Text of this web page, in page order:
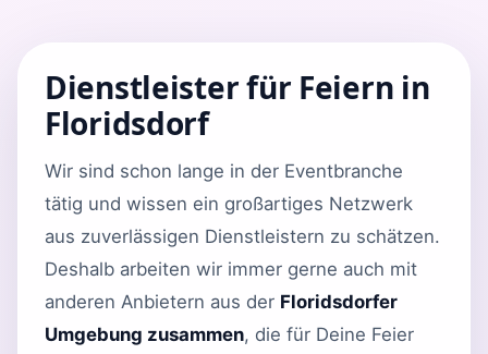
Dienstleister für Feiern in
Floridsdorf
Wir sind schon lange in der Eventbranche
tätig und wissen ein großartiges Netzwerk
aus zuverlässigen Dienstleistern zu schätzen.
Deshalb arbeiten wir immer gerne auch mit
anderen Anbietern aus der Floridsdorfer
Umgebung zusammen, die für Deine Feier